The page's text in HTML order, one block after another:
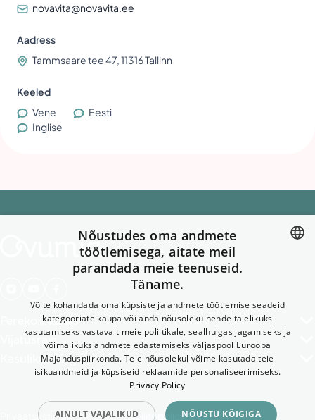
novavita@novavita.ee
Aadress
Tammsaare tee 47, 11316 Tallinn
Keeled
Vene
Eesti
Inglise
Perekonnaseis
Vijatusravi
Kasulikud lingid
PrivaatsustingimusedAccessibility policy
ENGLISH
SWEDISH
Nõustudes oma andmete
töötlemisega, aitate meil
parandada meie teenuseid.
Täname.
Võite kohandada oma küpsiste ja andmete töötlemise seadeid
kategooriate kaupa või anda nõusoleku nende täielikuks
kasutamiseks vastavalt meie poliitikale, sealhulgas jagamiseks ja
võimalikuks andmete edastamiseks väljaspool Euroopa
Majanduspiirkonda. Teie nõusolekul võime kasutada teie
isikuandmeid ja küpsiseid reklaamide personaliseerimiseks.
Privacy Policy
NÕUSTU KÕIGIGA
AINULT VAJALIKUD